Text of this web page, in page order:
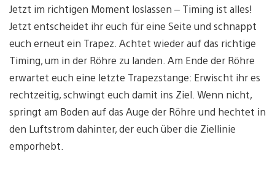
Jetzt im richtigen Moment loslassen – Timing ist alles!
Jetzt entscheidet ihr euch für eine Seite und schnappt
euch erneut ein Trapez. Achtet wieder auf das richtige
Timing, um in der Röhre zu landen. Am Ende der Röhre
erwartet euch eine letzte Trapezstange: Erwischt ihr es
rechtzeitig, schwingt euch damit ins Ziel. Wenn nicht,
springt am Boden auf das Auge der Röhre und hechtet in
den Luftstrom dahinter, der euch über die Ziellinie
emporhebt.